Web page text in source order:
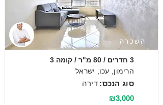
השכרה
3 חדרים / 80 מ"ר / קומה 3
הרימון, עכו, ישראל
דירה סוג הנכס:
₪3,000